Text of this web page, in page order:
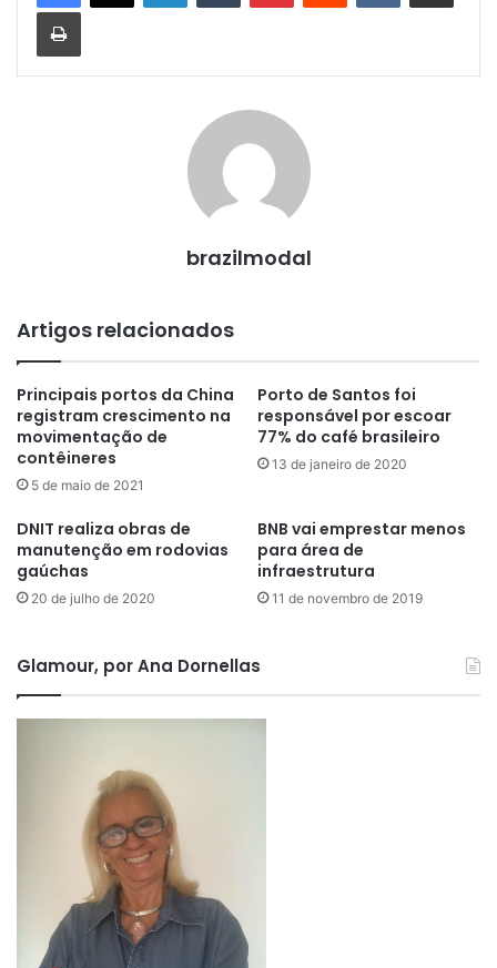
Imprimir
brazilmodal
Artigos relacionados
Principais portos da China
registram crescimento na
movimentação de
contêineres
5 de maio de 2021
Porto de Santos foi
responsável por escoar
77% do café brasileiro
13 de janeiro de 2020
DNIT realiza obras de
manutenção em rodovias
gaúchas
20 de julho de 2020
BNB vai emprestar menos
para área de
infraestrutura
11 de novembro de 2019
Glamour, por Ana Dornellas